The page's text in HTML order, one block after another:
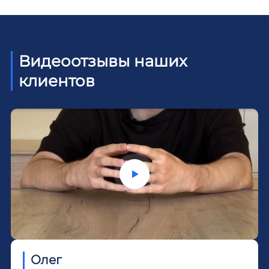
Видеоотзывы наших
клиентов
Олег